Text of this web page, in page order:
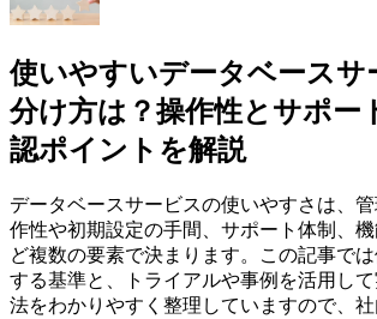
使いやすいデータベースサ
分け方は？操作性とサポー
認ポイントを解説
データベースサービスの使いやすさは、
作性や初期設定の手間、サポート体制、
ど複数の要素で決まります。この記事で
する基準と、トライアルや事例を活用し
法をわかりやすく整理していますので、